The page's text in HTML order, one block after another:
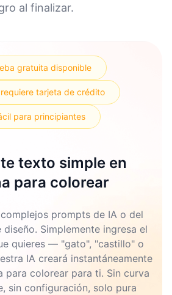
al finalizar.
gratuita disponible
tarjeta de crédito
para principiantes
texto simple en
para colorear
prompts de IA o del
Simplemente ingresa el
quieres — "gato", "castillo" o
IA creará instantáneamente
para colorear para ti. Sin curva
sin configuración, solo pura